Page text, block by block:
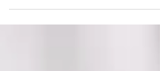
人和設計師Danny Harris和Marco DeGeorge開始了他